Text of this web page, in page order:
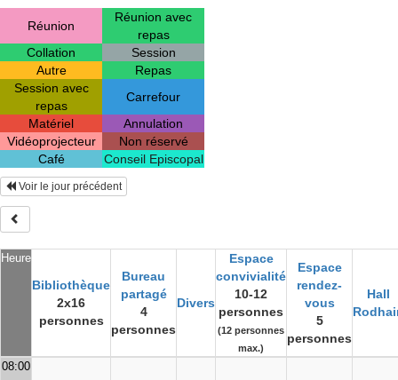
Réunion
Réunion avec
repas
Collation
Session
Autre
Repas
Session avec
repas
Carrefour
Matériel
Annulation
Vidéoprojecteur
Non réservé
Café
Conseil Episcopal
Heure
Bibliothèque
2x16
personnes
Bureau
partagé
4
personnes
Divers
Espace
convivialité
10-12
personnes
(12 personnes
max.)
Espace
rendez-
vous
5
personnes
Hall
Voir le jour précédent
08:00